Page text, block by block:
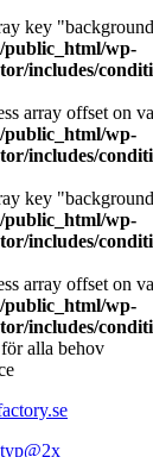
key
public_html/wp-
includes/
array offset on
public_html/wp-
includes/
key
public_html/wp-
includes/
array offset on
public_html/wp-
includes/
alla behov